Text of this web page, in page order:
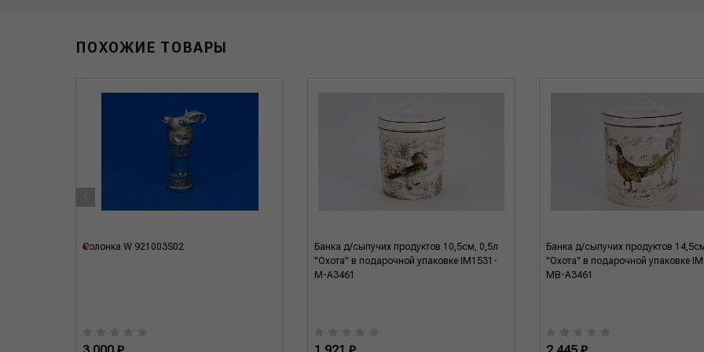
ПОХОЖИЕ ТОВАРЫ
Cолонка W 921003S02
Банка д/сыпучих продуктов 10,5см, 0,5л
"Охота" в подарочной упаковке IM1531-
M-A3461
Банка д/сыпучих продуктов
"Охота" в подарочной упаковке
MB-A3461
‹